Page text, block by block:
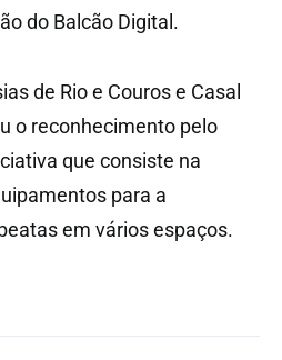
do Balcão Digital.
de Rio e Couros e Casal
o reconhecimento pelo
que consiste na
para a
em vários espaços.